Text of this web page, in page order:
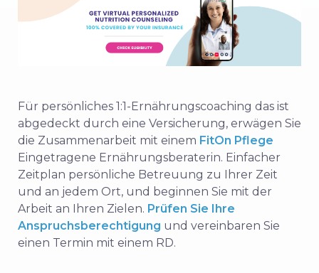
Für persönliches 1:1-Ernährungscoaching das ist
abgedeckt durch eine Versicherung, erwägen Sie
die Zusammenarbeit mit einem FitOn Pflege
Eingetragene Ernährungsberaterin. Einfacher
Zeitplan persönliche Betreuung zu Ihrer Zeit
und an jedem Ort, und beginnen Sie mit der
Arbeit an Ihren Zielen. Prüfen Sie Ihre
Anspruchsberechtigung und vereinbaren Sie
einen Termin mit einem RD.